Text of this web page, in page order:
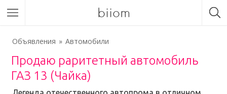
biiom
Объявления Автомобили
Продаю раритетный автомобиль
ГАЗ 13 (Чайка)